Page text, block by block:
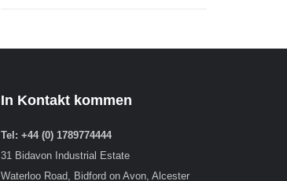
In Kontakt kommen
Tel: +44 (0) 1789774444
31 Bidavon Industrial Estate
Waterloo Road, Bidford on Avon, Alcester